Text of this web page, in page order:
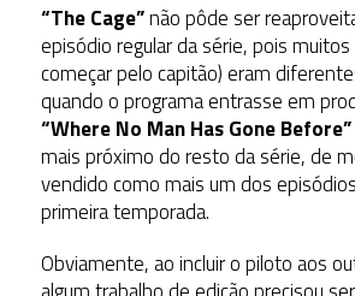
“The Cage”não pôde ser
episódio regular da série, pois
começar pelo capitão) eram
quando o programa entrasse em
“Where No Man Has Gone Before”
mais próximo do resto da série, de
vendido como mais um dos
primeira temporada.
Obviamente, ao incluir o piloto aos